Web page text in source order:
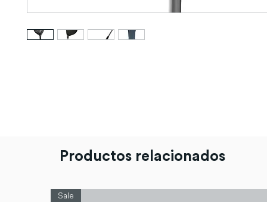
Productos relacionados
Sale